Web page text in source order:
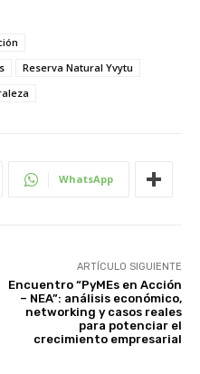
Reserva Natural Yvytu
WhatsApp
ARTÍCULO SIGUIENTE
Encuentro “PyMEs en Acción
– NEA”: análisis económico,
networking y casos reales
para potenciar el
crecimiento empresarial